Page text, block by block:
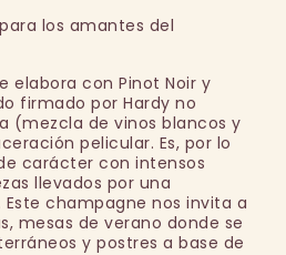
los amantes del
elabora con Pinot Noir y
firmado por Hardy no
(mezcla de vinos blancos y
pelicular. Es, por lo
carácter con intensos
llevados por una
champagne nos invita a
mesas de verano donde se
y postres a base de